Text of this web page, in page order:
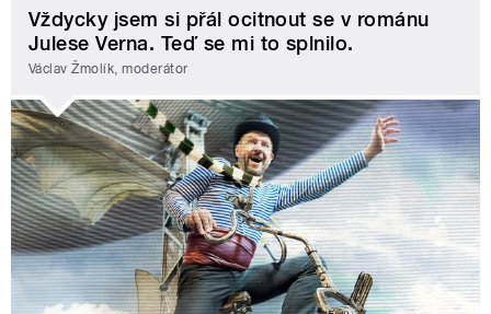
Vždycky jsem si přál ocitnout se v románu
Julese Verna. Teď se mi to splnilo.
Václav Žmolík, moderátor